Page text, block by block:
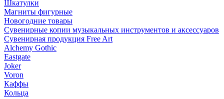
Шкатулки
Магниты фигурные
Новогодние товары
Сувенирные копии музыкальных инструментов и аксессуаров
Сувенирная продукция Free Art
Alchemy Gothic
Eastgate
Joker
Voron
Каффы
Кольца